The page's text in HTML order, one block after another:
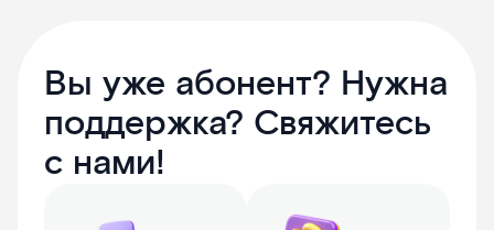
Вы уже абонент? Нужна
поддержка? Свяжитесь
с нами!